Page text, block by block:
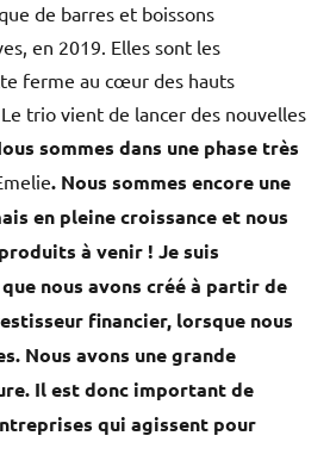
de barres et boissons
en 2019. Elles sont les
ferme au cœur des hauts
trio vient de lancer des nouvelles
sommes dans une phase très
. Nous sommes encore une
en pleine croissance et nous
à venir ! Je suis
nous avons créé à partir de
financier, lorsque nous
Nous avons une grande
Il est donc important de
qui agissent pour